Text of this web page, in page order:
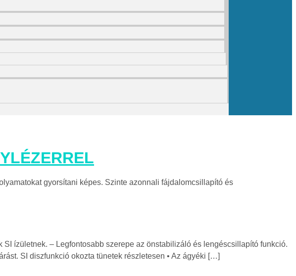
gyorsítani képes. Szinte azonnali fájdalomcsillapító és
ízületnek. – Legfontosabb szerepe az önstabilizáló és lengéscsillapító funkció.
SI diszfunkció okozta tünetek részletesen • Az ágyéki […]